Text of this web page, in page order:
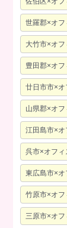
世羅郡×オ
大竹市×オ
豊田郡×オ
廿日市市×
山県郡×オ
江田島市×
呉市×オフ
東広島市×
竹原市×オ
三原市×オ